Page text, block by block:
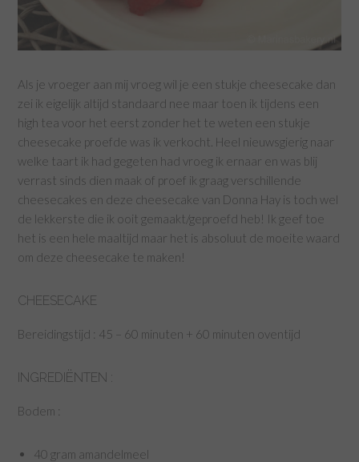
Als je vroeger aan mij vroeg wil je een stukje cheesecake dan
zei ik eigelijk altijd standaard nee maar toen ik tijdens een
high tea voor het eerst zonder het te weten een stukje
cheesecake proefde was ik verkocht. Heel nieuwsgierig naar
welke taart ik had gegeten had vroeg ik ernaar en was blij
verrast sinds dien maak of proef ik graag verschillende
cheesecakes en deze cheesecake van Donna Hay is toch wel
de lekkerste die ik ooit gemaakt/geproefd heb! Ik geef toe
het is een hele maaltijd maar het is absoluut de moeite waard
om deze cheesecake te maken!
CHEESECAKE
Bereidingstijd : 45 – 60 minuten + 60 minuten oventijd
INGREDIËNTEN :
Bodem :
40 gram amandelmeel